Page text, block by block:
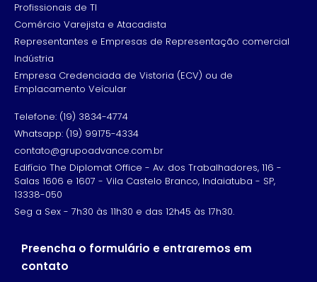
Profissionais de TI
Comércio Varejista e Atacadista
Representantes e Empresas de Representação comercial
Indústria
Empresa Credenciada de Vistoria (ECV) ou de
Emplacamento Veícular
Telefone: (19) 3834-4774
Whatsapp: (19) 99175-4334
contato@grupoadvance.com.br
Edifício The Diplomat Office - Av. dos Trabalhadores, 116 -
Salas 1606 e 1607 - Vila Castelo Branco, Indaiatuba - SP,
13338-050
Seg a Sex - 7h30 às 11h30 e das 12h45 às 17h30.
Preencha o formulário e entraremos em
contato